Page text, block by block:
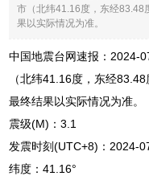
市（北纬41.16度，东经83.48
果以实际情况为准。
中国地震台网速报：2024-
（北纬41.16度，东经
最终结果以实际情况为准。
震级(M)：3.1
发震时刻(UTC+8)：2024-
纬度：41.16°